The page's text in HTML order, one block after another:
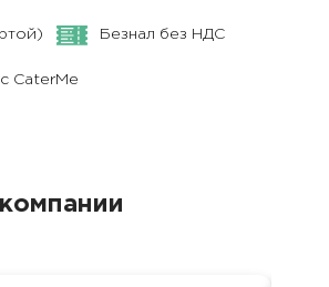
Безнал без НДС
CaterMe